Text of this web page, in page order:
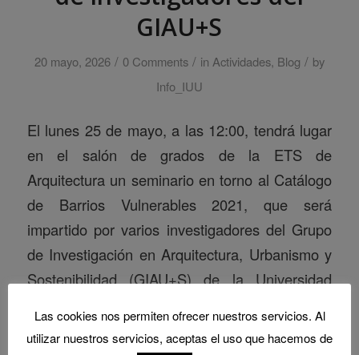
GIAU+S
20 mayo, 2026 / 0 Comments / in Actividades, Blog / by
Info_IUU
El lunes 25 de mayo, a las 12:00, tendrá lugar
en el salón de grados de la ETS de
Arquitectura un seminario en torno al Catálogo
de Barrios Vulnerables 2021, que será
impartido por varios investigadores del Grupo
de Investigación en Arquitectura, Urbanismo y
Sostenibilidad (GIAU+S) de la Universidad
Las cookies nos permiten ofrecer nuestros servicios. Al
utilizar nuestros servicios, aceptas el uso que hacemos de